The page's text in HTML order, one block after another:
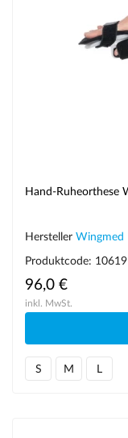
Hand-Ruheorthese
Hersteller Wingmed
Produktcode:
96,0 €
inkl. MwSt.
S M L